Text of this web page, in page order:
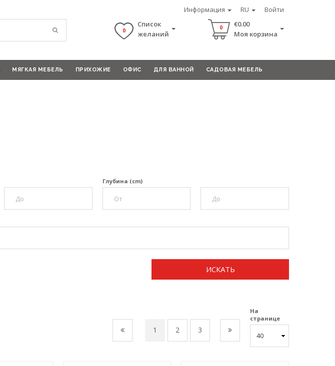
Информация RU Войти
0
Список
желаний
0
€0.00
Моя корзина
МЯГКАЯ МЕБЕЛЬ ПРИХОЖИЕ ОФИС ДЛЯ ВАННОЙ САДОВАЯ МЕБЕЛЬ
Глубина (cm)
ИСКАТЬ
1 2 3
На
странице